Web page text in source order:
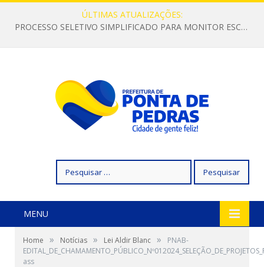
ÚLTIMAS ATUALIZAÇÕES:
PROCESSO SELETIVO SIMPLIFICADO PARA MONITOR ESCOLAR
por:
MENU
Home » Notícias » Lei Aldir Blanc »
PNAB-
ass